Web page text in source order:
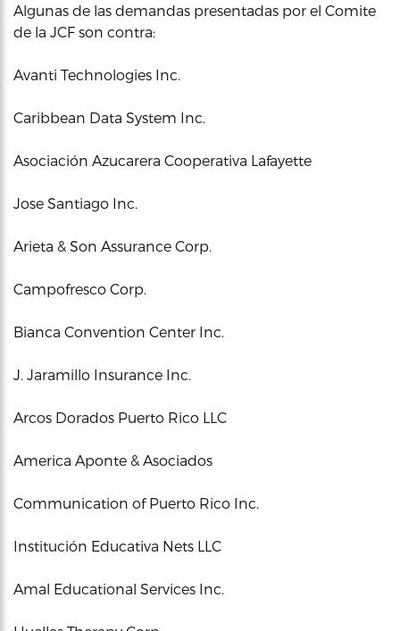
Algunas de las demandas presentadas por el Comite
de la JCF son contra:
Avanti Technologies Inc.
Caribbean Data System Inc.
Asociación Azucarera Cooperativa Lafayette
Jose Santiago Inc.
Arieta & Son Assurance Corp.
Campofresco Corp.
Bianca Convention Center Inc.
J. Jaramillo Insurance Inc.
Arcos Dorados Puerto Rico LLC
America Aponte & Asociados
Communication of Puerto Rico Inc.
Institución Educativa Nets LLC
Amal Educational Services Inc.